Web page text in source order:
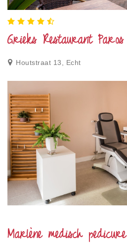
Grieks Restaurant Paros
Houtstraat 13, Echt
Marlène medisch pedicure